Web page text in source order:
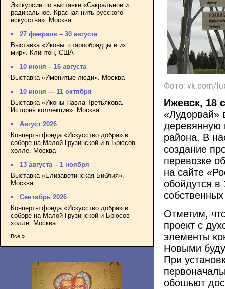
Экскурсии по выставке «Сакральное и
радикальное. Красная нить русского
искусства». Москва
27 февраля – 30 августа
Выставка «Иконы: старообрядцы и их
мир». Клинтон, США
10 июня – 16 августа
Выставка «Именитые люди». Москва
10 июня — 11 октября
Выставка «Иконы Павла Третьякова.
История коллекции». Москва
Август 2026
Концерты фонда «Искусство добра» в
соборе на Малой Грузинской и в Брюсов-
холле. Москва
13 августа – 1 ноября
Выставка «Елизаветинская Библия».
Москва
Сентябрь 2026
Концерты фонда «Искусство добра» в
соборе на Малой Грузинской и Брюсов-
холле. Москва
Все »
Фото: vk.com/
Ижевск, 18
«Лудорвай»
деревянную
района. В
создание
перевозке
на сайте
обойдутся
Отметим,
проект с
элементы
Новыми
При
обошьют